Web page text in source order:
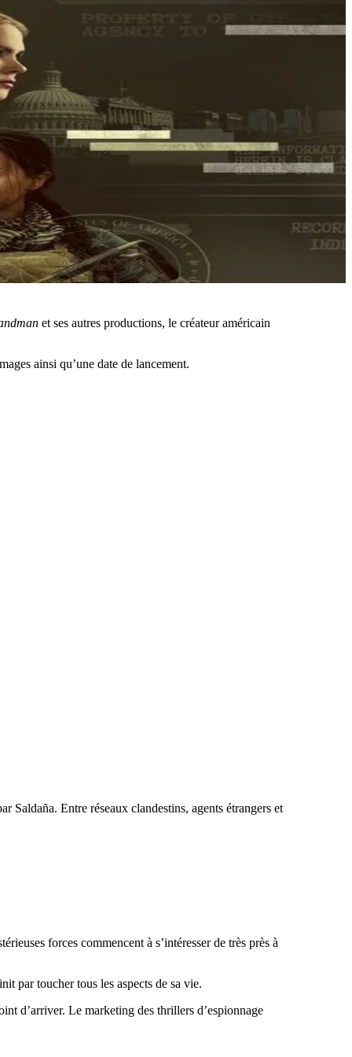
et ses autres productions, le créateur américain
ainsi qu’une date de lancement.
Saldaña. Entre réseaux clandestins, agents étrangers et
forces commencent à s’intéresser de très près à
par toucher tous les aspects de sa vie.
d’arriver. Le marketing des thrillers d’espionnage